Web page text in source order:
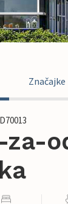
Značajke
D70013
za-